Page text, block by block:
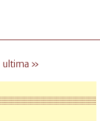
ultima »